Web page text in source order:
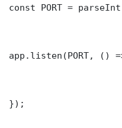
const PORT =
app.listen(PORT, ()
});